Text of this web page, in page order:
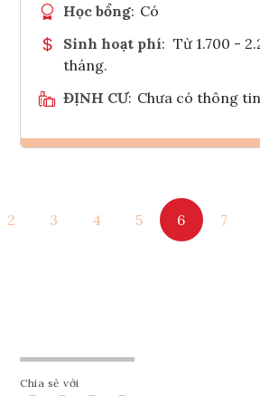
Học bổng: Có
Sinh hoạt phí: Từ 1.700 -
tháng.
ĐỊNH CƯ: Chưa có thông tin
Tham vấn
2 3 4 5 6 7
Chia sẻ với